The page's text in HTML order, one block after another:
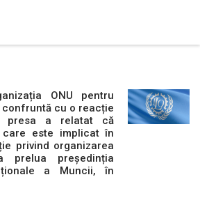
ONU pentru
cu o reacție
presa a relatat că
care este implicat în
privind organizarea
președinția
a Muncii, în